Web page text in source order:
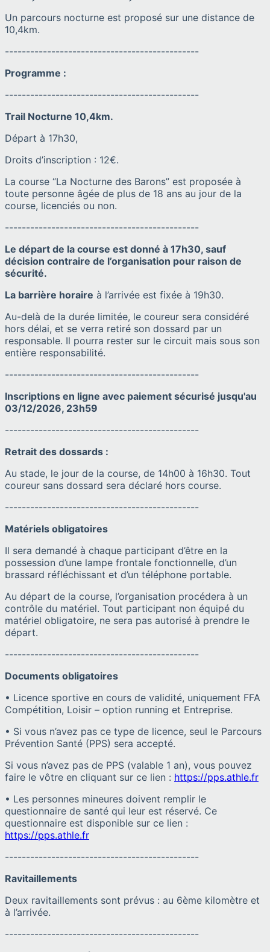
Un parcours nocturne est proposé sur une distance de
10,4km.
----------------------------------------------
Programme :
----------------------------------------------
Trail Nocturne 10,4km.
Départ à 17h30,
Droits d’inscription : 12€.
La course “La Nocturne des Barons” est proposée à
toute personne âgée de plus de 18 ans au jour de la
course, licenciés ou non.
----------------------------------------------
Le départ de la course est donné à 17h30, sauf
décision contraire de l’organisation pour raison de
sécurité.
La barrière horaire à l’arrivée est fixée à 19h30.
Au-delà de la durée limitée, le coureur sera considéré
hors délai, et se verra retiré son dossard par un
responsable. Il pourra rester sur le circuit mais sous son
entière responsabilité.
----------------------------------------------
Inscriptions en ligne avec paiement sécurisé jusqu'au
03/12/2026, 23h59
----------------------------------------------
Retrait des dossards :
Au stade, le jour de la course, de 14h00 à 16h30. Tout
coureur sans dossard sera déclaré hors course.
----------------------------------------------
Matériels obligatoires
Il sera demandé à chaque participant d’être en la
possession d’une lampe frontale fonctionnelle, d’un
brassard réfléchissant et d’un téléphone portable.
Au départ de la course, l’organisation procédera à un
contrôle du matériel. Tout participant non équipé du
matériel obligatoire, ne sera pas autorisé à prendre le
départ.
----------------------------------------------
Documents obligatoires
• Licence sportive en cours de validité, uniquement FFA
Compétition, Loisir – option running et Entreprise.
• Si vous n’avez pas ce type de licence, seul le Parcours
Prévention Santé (PPS) sera accepté.
Si vous n’avez pas de PPS (valable 1 an), vous pouvez
faire le vôtre en cliquant sur ce lien : https://pps.athle.fr
• Les personnes mineures doivent remplir le
questionnaire de santé qui leur est réservé. Ce
questionnaire est disponible sur ce lien :
https://pps.athle.fr
----------------------------------------------
Ravitaillements
Deux ravitaillements sont prévus : au 6ème kilomètre et
à l’arrivée.
----------------------------------------------